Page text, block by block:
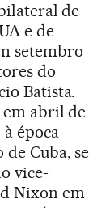
de
e de
setembro
do
Batista.
em abril de
à época
Cuba, se
vice-
Nixon em